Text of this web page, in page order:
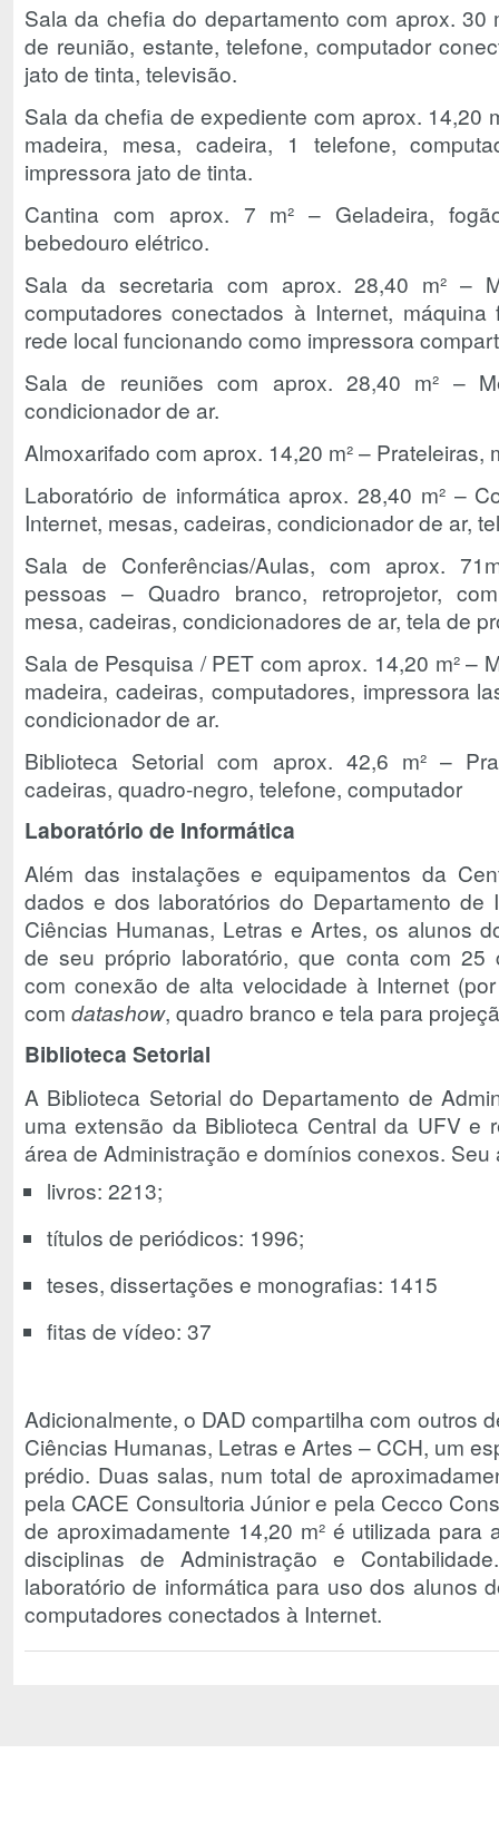
Sala da chefia do departamento com aprox. 30
de reunião, estante, telefone, computador
jato de tinta, televisão.
Sala da chefia de expediente com aprox. 14,20
madeira, mesa, cadeira, 1 telefone,
impressora jato de tinta.
Cantina com aprox. 7 m² – Geladeira,
bebedouro elétrico.
Sala da secretaria com aprox. 28,40 m² –
computadores conectados à Internet,
rede local funcionando como impressora
Sala de reuniões com aprox. 28,40 m² –
condicionador de ar.
Almoxarifado com aprox. 14,20 m² – Prateleiras,
Laboratório de informática aprox. 28,40 m² –
Internet, mesas, cadeiras, condicionador de ar,
Sala de Conferências/Aulas, com aprox.
pessoas – Quadro branco, retroprojetor,
mesa, cadeiras, condicionadores de ar, tela de
Sala de Pesquisa / PET com aprox. 14,20 m² –
madeira, cadeiras, computadores, impressora
condicionador de ar.
Biblioteca Setorial com aprox. 42,6 m² –
cadeiras, quadro-negro, telefone, computador
Laboratório de Informática
Além das instalações e equipamentos da
dados e dos laboratórios do Departamento de
Ciências Humanas, Letras e Artes, os alunos
de seu próprio laboratório, que conta com 25
com conexão de alta velocidade à Internet
com datashow, quadro branco e tela para
Biblioteca Setorial
A Biblioteca Setorial do Departamento de
uma extensão da Biblioteca Central da UFV e
área de Administração e domínios conexos.
livros: 2213;
títulos de periódicos: 1996;
teses, dissertações e monografias: 1415
fitas de vídeo: 37
Adicionalmente, o DAD compartilha com outros
Ciências Humanas, Letras e Artes – CCH, um
prédio. Duas salas, num total de
pela CACE Consultoria Júnior e pela Cecco
de aproximadamente 14,20 m² é utilizada para
disciplinas de Administração e
laboratório de informática para uso dos alunos
computadores conectados à Internet.